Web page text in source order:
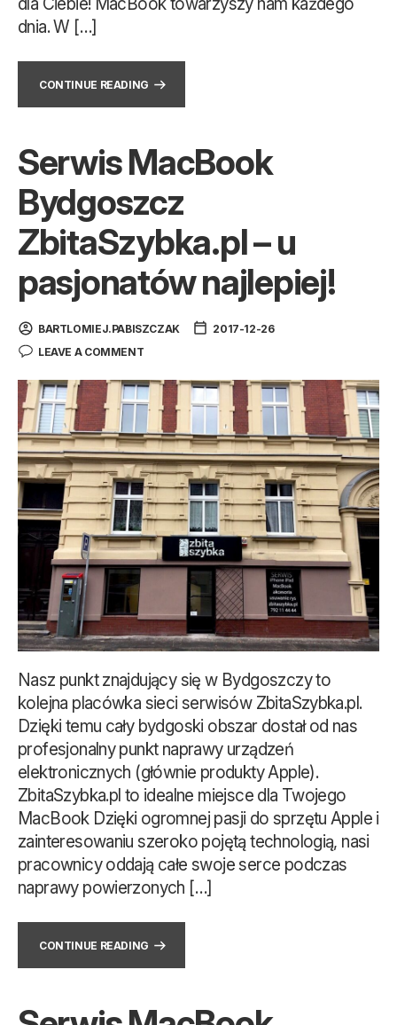
dla Ciebie! MacBook towarzyszy nam każdego
dnia. W […]
CONTINUE READING
Serwis MacBook
Bydgoszcz
ZbitaSzybka.pl – u
pasjonatów najlepiej!
BARTLOMIEJ.PABISZCZAK
2017-12-26
LEAVE A COMMENT
Nasz punkt znajdujący się w Bydgoszczy to
kolejna placówka sieci serwisów ZbitaSzybka.pl.
Dzięki temu cały bydgoski obszar dostał od nas
profesjonalny punkt naprawy urządzeń
elektronicznych (głównie produkty Apple).
ZbitaSzybka.pl to idealne miejsce dla Twojego
MacBook Dzięki ogromnej pasji do sprzętu Apple i
zainteresowaniu szeroko pojętą technologią, nasi
pracownicy oddają całe swoje serce podczas
naprawy powierzonych […]
CONTINUE READING